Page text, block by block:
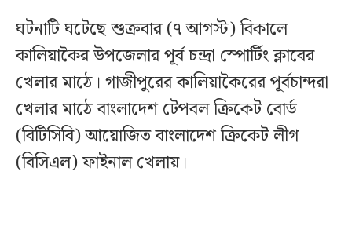
ঘটনাটি ঘটেছে শুক্রবার (৭ আগস্ট) বিকালে
কালিয়াকৈর উপজেলার পূর্ব চন্দ্রা স্পোর্টিং ক্লাবের
খেলার মাঠে। গাজীপুরের কালিয়াকৈরের পূর্বচান্দরা
খেলার মাঠে বাংলাদেশ টেপবল ক্রিকেট বোর্ড
(বিটিসিবি) আয়োজিত বাংলাদেশ ক্রিকেট লীগ
(বিসিএল) ফাইনাল খেলায়।